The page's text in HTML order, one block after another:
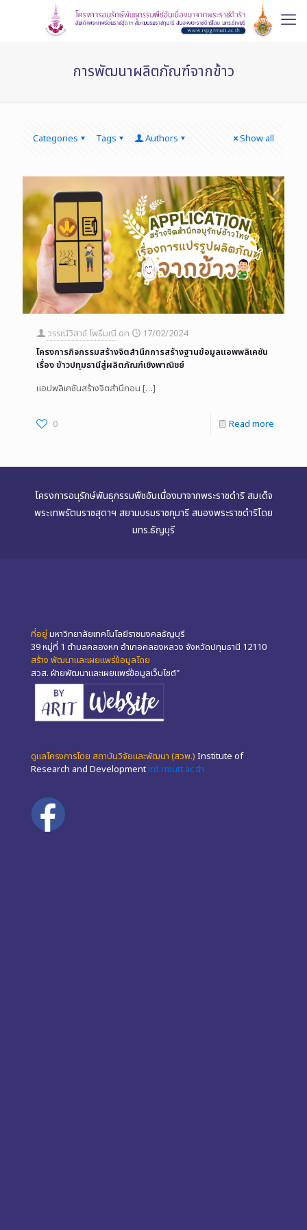
การพัฒนาผลิตภัณฑ์จากข้าว
Categories Tags Authors Show all
วรรณ์วิสาข์ โพธิ์มณี on
17/02/2024
โครงการกิจกรรมสร้างจิตสำนึกการสร้างฐานข้อมูลแอพพลิเคชัน
เรื่อง ข้าวปทุมธานีสู่ผลิตภัณฑ์เชิงพาณิชย์
แอปพลิเคชันสร้างจิตสำนึกอน […]
0 Read more
โครงการอนุรักษ์พันธุกรรมพืชอันเนื่องมาจากพระราชดำริ สมเด็จ
พระเทพรัตนราชสุดาฯ สยามบรมราชกุมารี สนองพระราชดำริโดย
มทร.ธัญบุรี
ที่อยู่ มหาวิทยาลัยเทคโนโลยีราชมงคลธัญบุรี
39 หมู่ที่ 1 ตำบลคลองหก อำเภอคลองหลวง จังหวัดปทุมธานี 12110
สร้าง พัฒนาและเผยแพร่ข้อมูลโดย
สวส. ฝ่ายพัฒนาและเผยแพร่ข้อมูลเว็บไซต์"
ดูแลโครงการโดย สถาบันวิจัยและพัฒนา (สวพ.) Institute of
Research and Development ird.rmutt.ac.th